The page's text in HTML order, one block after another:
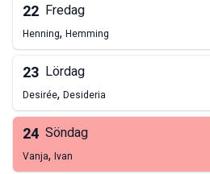
22 Fredag
Henning, Hemming
23 Lördag
Desirée, Desideria
24 Söndag
Vanja, Ivan